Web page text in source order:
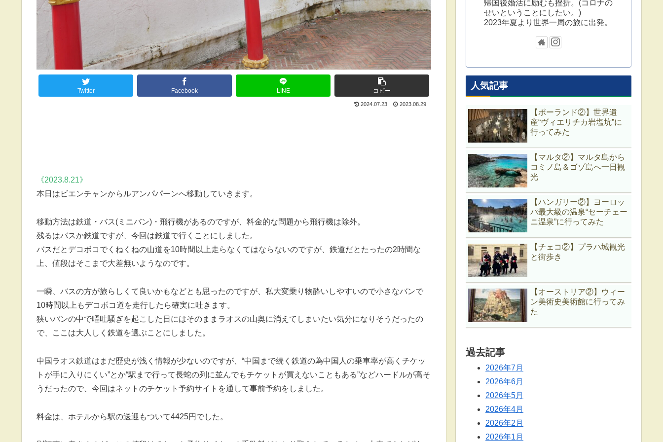
Twitter Facebook LINE コピー
2024.07.23 2023.08.29
《2023.8.21》
本日はビエンチャンからルアンパパーンへ移動していきます。
移動方法は鉄道・バス(ミニバン)・飛行機があるのですが、料金的な問題から飛行機は除外。
残るはバスか鉄道ですが、今回は鉄道で行くことにしました。
バスだとデコボコでくねくねの山道を10時間以上走らなくてはならないのですが、鉄道だとたったの2時間な
上、値段はそこまで大差無いようなのです。
一瞬、バスの方が旅らしくて良いかもなどとも思ったのですが、私大変乗り物酔いしやすいので小さなバンで
10時間以上もデコボコ道を走行したら確実に吐きます。
狭いバンの中で嘔吐騒ぎを起こした日にはそのままラオスの山奥に消えてしまいたい気分になりそうだったの
で、ここは大人しく鉄道を選ぶことにしました。
中国ラオス鉄道はまだ歴史が浅く情報が少ないのですが、“中国まで続く鉄道の為中国人の乗車率が高くチケッ
トが手に入りにくい”とか“駅まで行って長蛇の列に並んでもチケットが買えないこともある”などハードルが高そ
うだったので、今回はネットのチケット予約サイトを通して事前予約をしました。
料金は、ホテルから駅の送迎もついて4425円でした。
帰国後婚活に励むも挫折。(コロナの
せいということにしたい。)
2023年夏より世界一周の旅に出発。
人気記事
【ポーランド②】世界遺
産“ヴィエリチカ岩塩坑”に
行ってみた
【マルタ②】マルタ島から
コミノ島＆ゴゾ島へ一日観
光
【ハンガリー②】ヨーロッ
パ最大級の温泉“セーチェー
ニ温泉”に行ってみた
【チェコ②】プラハ城観光
と街歩き
【オーストリア②】ウィー
ン美術史美術館に行ってみ
た
過去記事
2026年7月
2026年6月
2026年5月
2026年4月
2026年2月
2026年1月